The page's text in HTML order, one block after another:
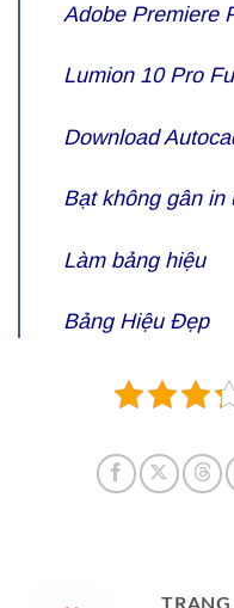
Adobe Premiere
Lumion 10 Pro
Download
Bạt không gân in
Làm bảng hiệu
Bảng Hiệu Đẹp